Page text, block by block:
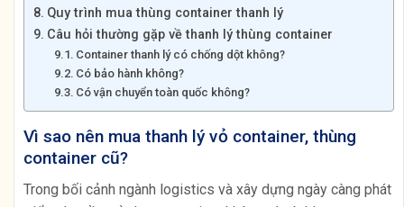
Quy trình mua thùng container thanh lý
Câu hỏi thường gặp về thanh lý thùng container
Container thanh lý có chống dột không?
Có bảo hành không?
Có vận chuyển toàn quốc không?
Vì sao nên mua thanh lý vỏ container, thùng
container cũ?
Trong bối cảnh ngành logistics và xây dựng ngày càng phát